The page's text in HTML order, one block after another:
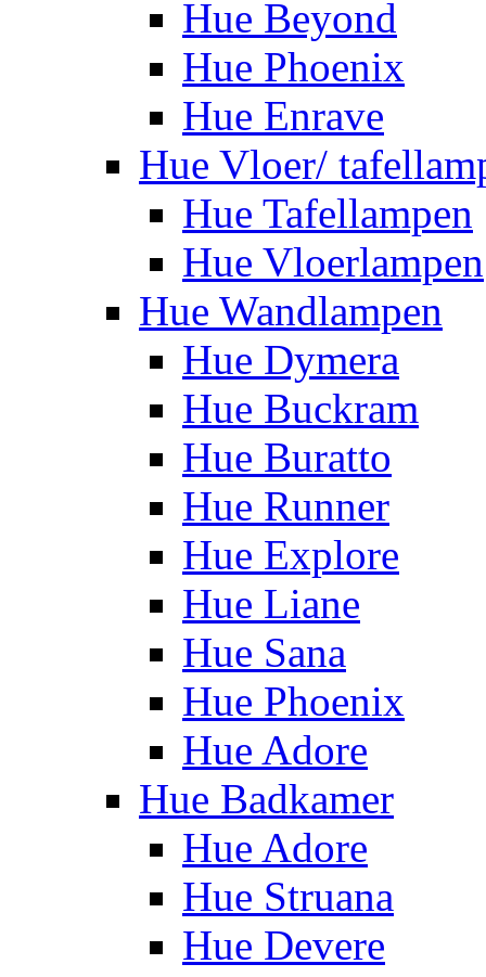
Hue Beyond
Hue Phoenix
Hue Enrave
Hue Vloer/
Hue Tafellampen
Hue Vloerlampen
Hue Wandlampen
Hue Dymera
Hue Buckram
Hue Buratto
Hue Runner
Hue Explore
Hue Liane
Hue Sana
Hue Phoenix
Hue Adore
Hue Badkamer
Hue Adore
Hue Struana
Hue Devere